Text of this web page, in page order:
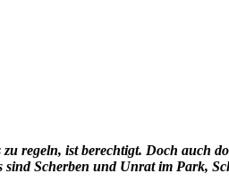
zu regeln, ist berechtigt. Doch auch
sind Scherben und Unrat im Park,